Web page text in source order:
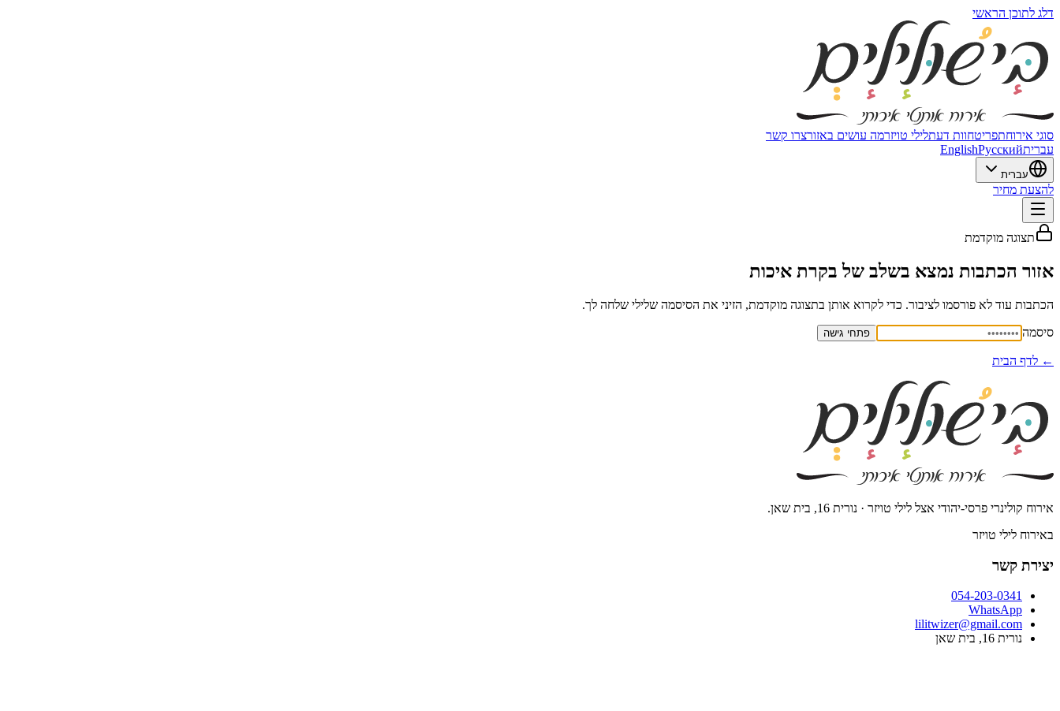
דלג לתוכן הראשי
סוגי אירוחתפריטחוות דעתלילי טויזרמה עושים באזורצרו קשר
עברית
EnglishРусский
עברית
להצעת מחיר
תצוגה מוקדמת
אזור הכתבות נמצא בשלב של בקרת איכות
הכתבות עוד לא פורסמו לציבור. כדי לקרוא אותן בתצוגה מוקדמת, הזיני את הסיסמה שלילי שלחה לך.
סיסמה פתחי גישה
← לדף הבית
אירוח קולינרי פרסי-יהודי אצל לילי טויזר · נורית 16, בית שאן.
באירוח לילי טויזר
יצירת קשר
054-203-0341
WhatsApp
lilitwizer@gmail.com
נורית 16, בית שאן